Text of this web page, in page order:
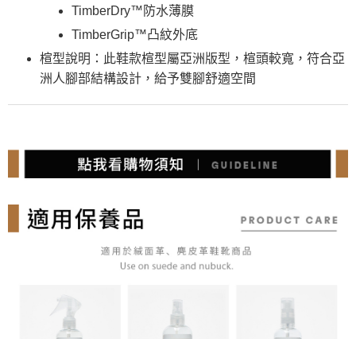
TimberDry™防水薄膜
TimberGrip™凸紋外底
楦型說明：此鞋款楦型屬亞洲版型，楦頭較寬，符合亞
洲人腳部結構設計，給予雙腳舒適空間